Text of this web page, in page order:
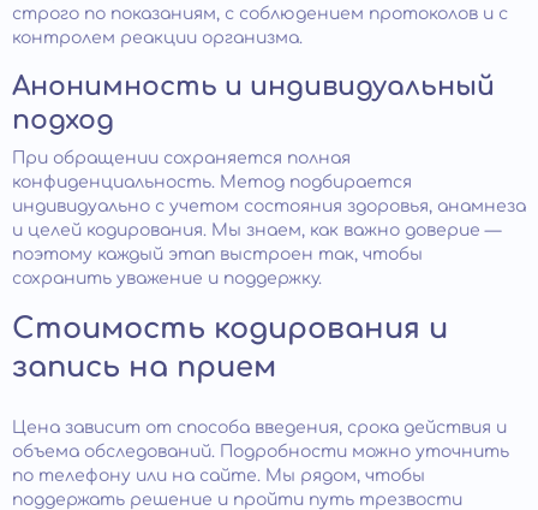
строго по показаниям, с соблюдением протоколов и с
контролем реакции организма.
Анонимность и индивидуальный
подход
При обращении сохраняется полная
конфиденциальность. Метод подбирается
индивидуально с учетом состояния здоровья, анамнеза
и целей кодирования. Мы знаем, как важно доверие —
поэтому каждый этап выстроен так, чтобы
сохранить уважение и поддержку.
Стоимость кодирования и
запись на прием
Цена зависит от способа введения, срока действия и
объема обследований. Подробности можно уточнить
по телефону или на сайте. Мы рядом, чтобы
поддержать решение и пройти путь трезвости